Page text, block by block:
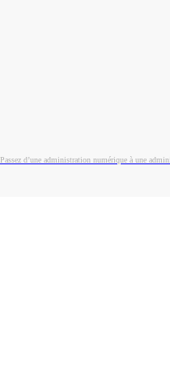
Passez d’une administration numérique à une